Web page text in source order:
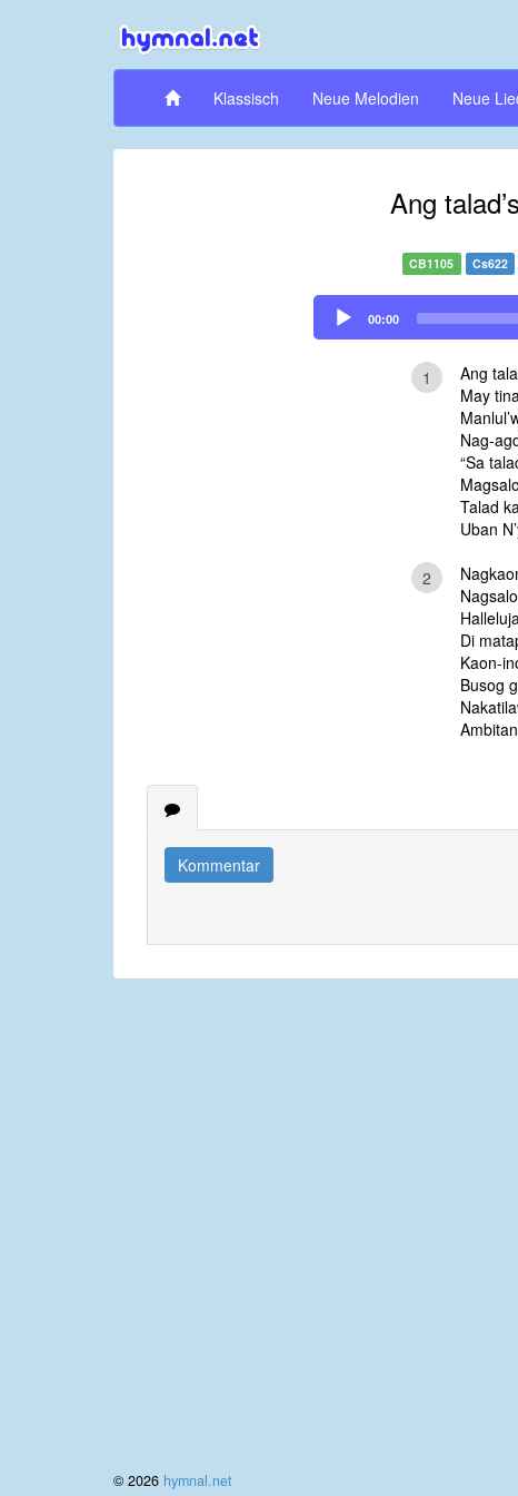
Klassisch Neue Melodien Neue
Ang
CB1105 Cs622
Audio
Player
00:00
1
Ang
May
Nag-
“Sa
Talad
Uban
2
Di
Kaon-
Busog
Kommentar
© 2026 hymnal.net